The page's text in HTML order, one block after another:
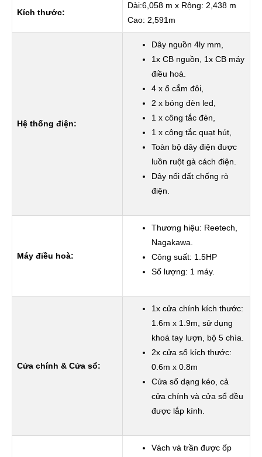
Kích thước:
Dài:6,058 m x Rộng: 2,438 m
Cao: 2,591m
Hệ thống điện:
Dây nguồn 4ly mm,
1x CB nguồn, 1x CB máy
điều hoà.
4 x ổ cắm đôi,
2 x bóng đèn led,
1 x công tắc đèn,
1 x công tắc quạt hút,
Toàn bộ dây điện được
luồn ruột gà cách điện.
Dây nối đất chống rò
điện.
Máy điều hoà:
Thương hiệu: Reetech,
Nagakawa.
Công suất: 1.5HP
Số lượng: 1 máy.
Cửa chính & Cửa sổ:
1x cửa chính kích thước:
1.6m x 1.9m, sử dụng
khoá tay lượn, bộ 5 chìa.
2x cửa sổ kích thước:
0.6m x 0.8m
Cửa sổ dạng kéo, cả
cửa chính và cửa sổ đều
được lắp kính.
Vách và trần được ốp